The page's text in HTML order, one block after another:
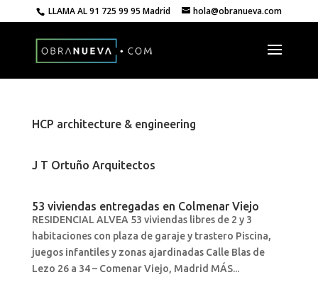
LLAMA AL91 725 99 95 Madrid hola@obranueva.com
HCP architecture & engineering
J T Ortuño Arquitectos
53 viviendas entregadas en Colmenar Viejo
RESIDENCIAL ALVEA 53 viviendas libres de 2 y 3
habitaciones con plaza de garaje y trastero Piscina,
juegos infantiles y zonas ajardinadas Calle Blas de
Lezo 26 a 34 – Comenar Viejo, Madrid MÁS...